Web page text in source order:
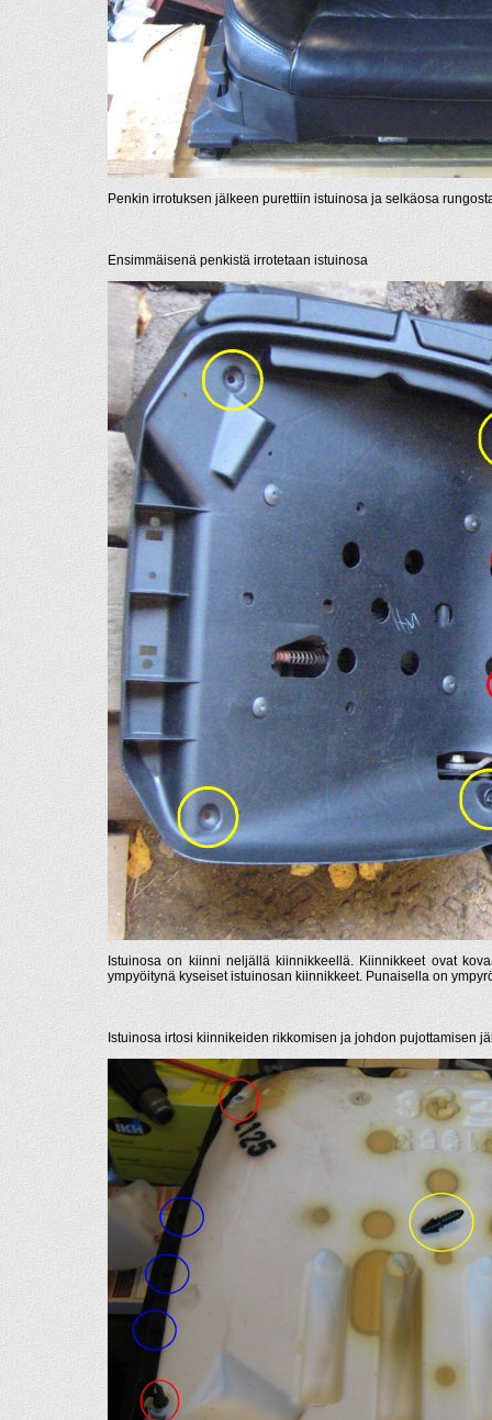
Penkin irrotuksen jälkeen purettiin istuinosa ja selkäosa
Ensimmäisenä penkistä irrotetaan istuinosa
Istuinosa on kiinni neljällä kiinnikkeellä. Kiinnikkeet ovat
ympyöitynä kyseiset istuinosan kiinnikkeet. Punaisella on
Istuinosa irtosi kiinnikeiden rikkomisen ja johdon pujottamisen